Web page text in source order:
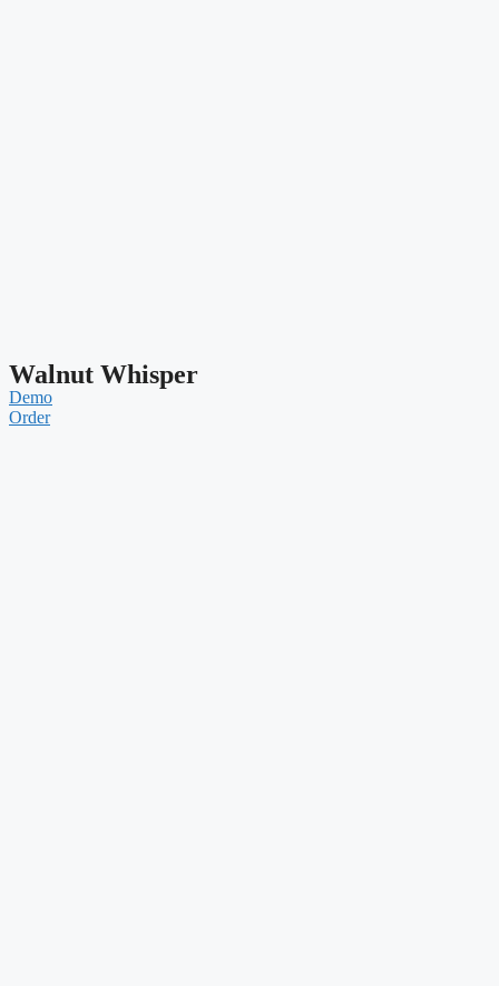
Walnut Whisper
Demo
Order